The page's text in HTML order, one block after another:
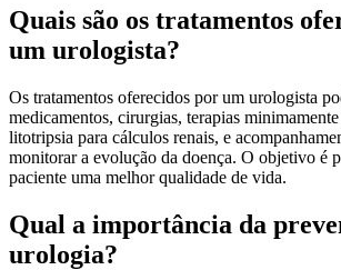
Quais são os tratamentos
um urologista?
Os tratamentos oferecidos por um urologista
medicamentos, cirurgias, terapias
litotripsia para cálculos renais, e
monitorar a evolução da doença. O objetivo é
paciente uma melhor qualidade de vida.
Qual a importância da
urologia?